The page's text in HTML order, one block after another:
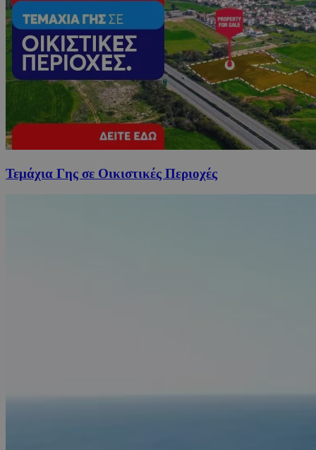
Τεμάχια Γης σε Οικιστικές Περιοχές